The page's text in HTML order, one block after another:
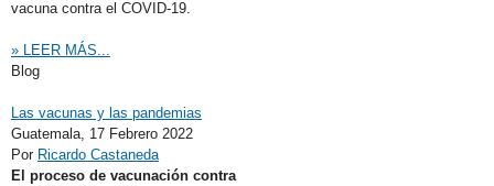
vacuna contra el COVID-19.
» LEER MÁS...
Blog
Las vacunas y las pandemias
Guatemala, 17 Febrero 2022
Por Ricardo Castaneda
El proceso de vacunación contra